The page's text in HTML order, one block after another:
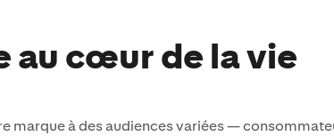
au cœur de la vie
marque à des audiences variées —